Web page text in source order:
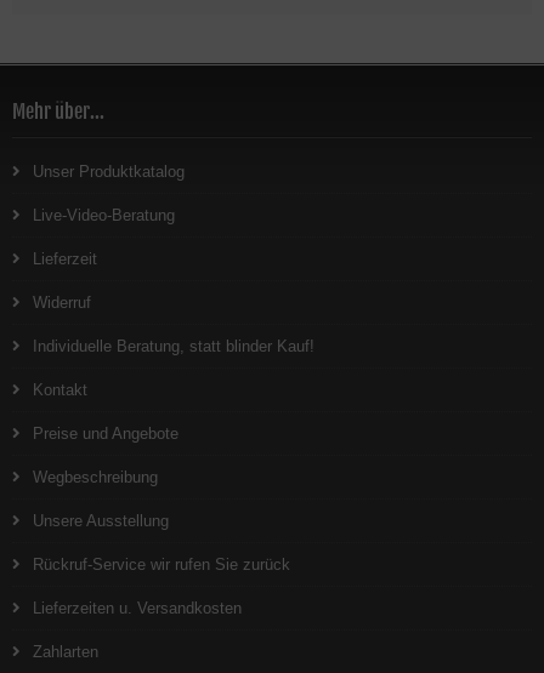
Mehr über...
Unser Produktkatalog
Live-Video-Beratung
Lieferzeit
Widerruf
Individuelle Beratung, statt blinder Kauf!
Kontakt
Preise und Angebote
Wegbeschreibung
Unsere Ausstellung
Rückruf-Service wir rufen Sie zurück
Lieferzeiten u. Versandkosten
Zahlarten